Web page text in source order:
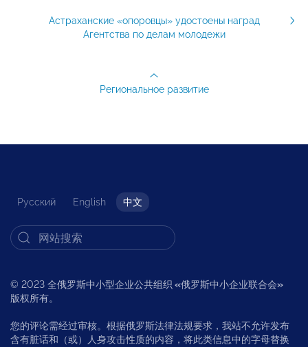
Астраханские «опоровцы» удостоены наград
Агентства по делам молодежи
Региональное развитие
Русский English 中文
© 2023 全俄罗斯中小型企业公共组织 «俄罗斯中小企业联合会»
版权所有。
您的评论需经过审核。根据俄罗斯法律法规要求，我站不允许发布
含有脏话和（或）人身攻击性质的内容，将此类信息中的字母替换